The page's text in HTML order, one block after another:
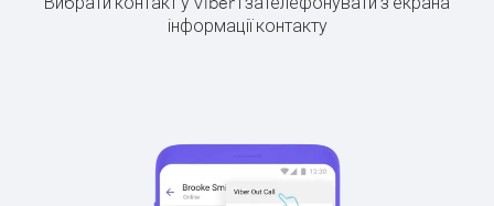
інформації контакту